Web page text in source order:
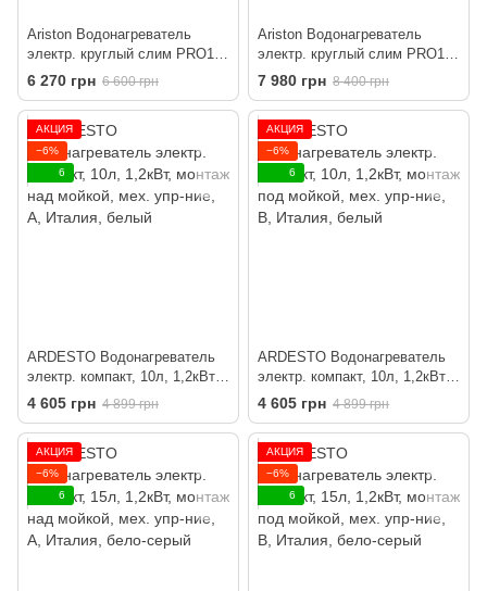
Ariston Водонагреватель
электр. круглый слим PRO1
ECO 30 V SLIM 1.8K PL EU,
30л, 1,8кВт, эл. упр-нение, B,
белый
6 270 грн 6 600 грн
Ariston Водонагреватель
электр. круглый слим PRO1
ECO 65 V SLIM 1.8K PL EU,
65л, 1,8кВт, эл. упр-нение, B,
белый
7 980 грн 8 400 грн
АКЦИЯ
−6%
6
ARDESTO Водонагреватель
электр. компакт, 10л, 1,2кВт,
монтаж над мойкой, мех. упр-
ние, A, Италия, белый
4 605 грн 4 899 грн
АКЦИЯ
−6%
6
ARDESTO Водонагреватель
электр. компакт, 10л, 1,2кВт,
монтаж под мойкой, мех. упр-
ние, B, Италия, белый
4 605 грн 4 899 грн
АКЦИЯ
−6%
6
АКЦИЯ
−6%
6